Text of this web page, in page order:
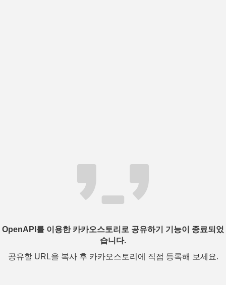
OpenAPI를 이용한 카카오스토리로 공유하기 기능이 종료되었
습니다.
공유할 URL을 복사 후 카카오스토리에 직접 등록해 보세요.